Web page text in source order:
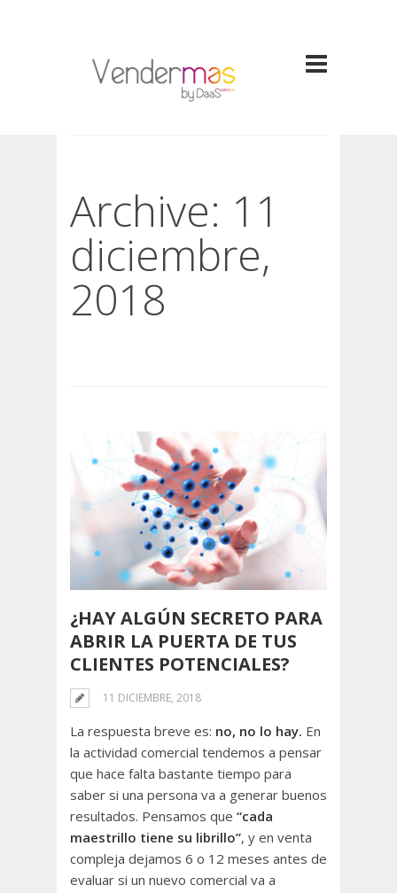
Archive: 11
diciembre,
2018
¿HAY ALGÚN SECRETO PARA
ABRIR LA PUERTA DE TUS
CLIENTES POTENCIALES?
11 DICIEMBRE, 2018
La respuesta breve es: no, no lo hay. En
la actividad comercial tendemos a pensar
que hace falta bastante tiempo para
saber si una persona va a generar buenos
resultados. Pensamos que “cada
maestrillo tiene su librillo”, y en venta
compleja dejamos 6 o 12 meses antes de
evaluar si un nuevo comercial va a